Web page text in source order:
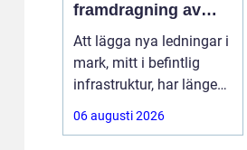
framdragning av
ledningar utan
schakt
Att lägga nya ledningar i
mark, mitt i befintlig
infrastruktur, har länge
varit förknippat med
stora schakter,
06 augusti 2026